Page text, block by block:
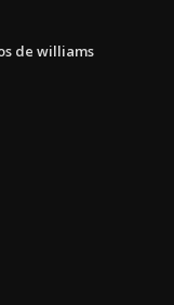
de williams